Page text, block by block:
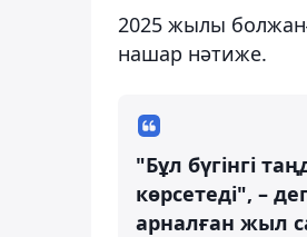
2025 жылы
нашар нәтиже.
"Бұл бүгінгі
көрсетеді", –
арналған жыл